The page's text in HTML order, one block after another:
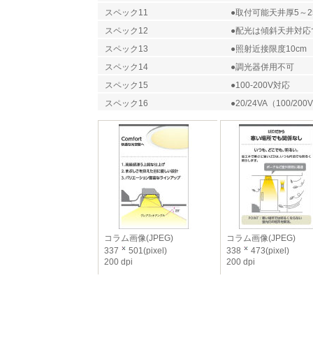
スペック11
●取付可能天井厚5～
スペック12
●配光は傾斜天井対
スペック13
●照射近接限度10cm
スペック14
●調光器併用不可
スペック15
●100-200V対応
スペック16
●20/24VA（100/
コラム画像(JPEG)
337
501(pixel)
200 dpi
コラム画像(JPEG)
338
473(pixel)
200 dpi